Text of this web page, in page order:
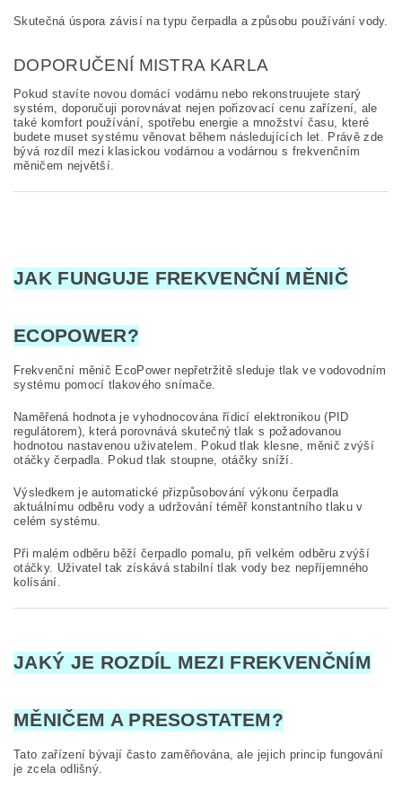
Skutečná úspora závisí na typu čerpadla a způsobu používání vody.
DOPORUČENÍ MISTRA KARLA
Pokud stavíte novou domácí vodárnu nebo rekonstruujete starý
systém, doporučuji porovnávat nejen pořizovací cenu zařízení, ale
také komfort používání, spotřebu energie a množství času, které
budete muset systému věnovat během následujících let. Právě zde
bývá rozdíl mezi klasickou vodárnou a vodárnou s frekvenčním
měničem největší.
JAK FUNGUJE FREKVENČNÍ MĚNIČ
ECOPOWER?
Frekvenční měnič EcoPower nepřetržitě sleduje tlak ve vodovodním
systému pomocí tlakového snímače.
Naměřená hodnota je vyhodnocována řídicí elektronikou (PID
regulátorem), která porovnává skutečný tlak s požadovanou
hodnotou nastavenou uživatelem. Pokud tlak klesne, měnič zvýší
otáčky čerpadla. Pokud tlak stoupne, otáčky sníží.
Výsledkem je automatické přizpůsobování výkonu čerpadla
aktuálnímu odběru vody a udržování téměř konstantního tlaku v
celém systému.
Při malém odběru běží čerpadlo pomalu, při velkém odběru zvýší
otáčky. Uživatel tak získává stabilní tlak vody bez nepříjemného
kolísání.
JAKÝ JE ROZDÍL MEZI FREKVENČNÍM
MĚNIČEM A PRESOSTATEM?
Tato zařízení bývají často zaměňována, ale jejich princip fungování
je zcela odlišný.